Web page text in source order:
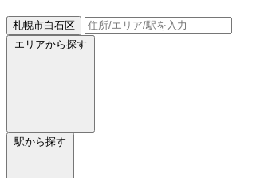
札幌市白石区
エリアから探す
駅から探す